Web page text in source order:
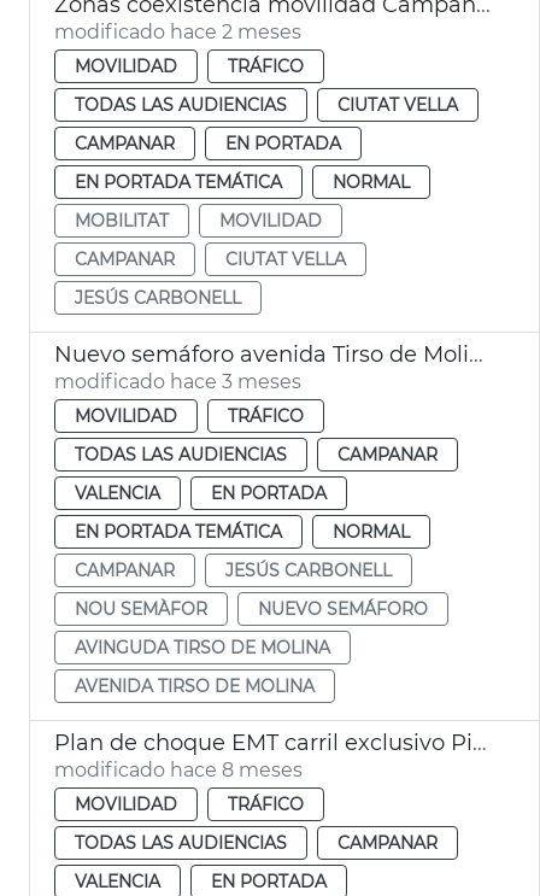
modificado hace 2 meses
MOVILIDAD
TRÁFICO
TODAS LAS AUDIENCIAS
CIUTAT VELLA
CAMPANAR
EN PORTADA
EN PORTADA TEMÁTICA
NORMAL
MOBILITAT
MOVILIDAD
CAMPANAR
CIUTAT VELLA
JESÚS CARBONELL
Nuevo semáforo avenida Tirso de Molina València
modificado hace 3 meses
MOVILIDAD
TRÁFICO
TODAS LAS AUDIENCIAS
CAMPANAR
VALENCIA
EN PORTADA
EN PORTADA TEMÁTICA
NORMAL
CAMPANAR
JESÚS CARBONELL
NOU SEMÀFOR
NUEVO SEMÁFORO
AVINGUDA TIRSO DE MOLINA
AVENIDA TIRSO DE MOLINA
Plan de choque EMT carril exclusivo Pius XII
modificado hace 8 meses
MOVILIDAD
TRÁFICO
TODAS LAS AUDIENCIAS
CAMPANAR
VALENCIA
EN PORTADA